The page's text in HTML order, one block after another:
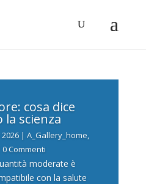
cosa dice
la scienza
|A_Gallery_home,
0 Commenti
moderate è
con la salute